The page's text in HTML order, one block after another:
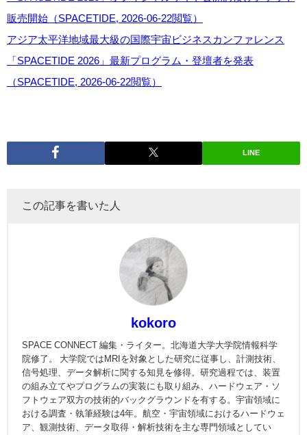
販売開始（SPACETIDE, 2026-06-22閲覧）
アジア太平洋地域最大級の国際宇宙ビジネスカンファレンス
「SPACETIDE 2026」最新プログラム・登壇者を発表
（SPACETIDE, 2026-06-22閲覧）
LINE
この記事を書いた人
kokoro
SPACE CONNECT 編集・ライター。北海道大学大学院情報科学
院修了。 大学院ではMRIを対象とした研究に従事し、計測技術、
信号処理、データ解析に関する知見を修得。研究過程では、装置
の組み立てやプログラムの実装にも取り組み、ハードウェア・ソ
フトウェア双方の技術的バックグラウンドを有する。宇宙領域に
おける調査・執筆経験は4年。航空・宇宙領域におけるハードウェ
ア、観測技術、データ取得・解析技術を主な専門領域としてい